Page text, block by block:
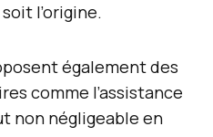
l’origine.
également des
comme l’assistance
non négligeable en